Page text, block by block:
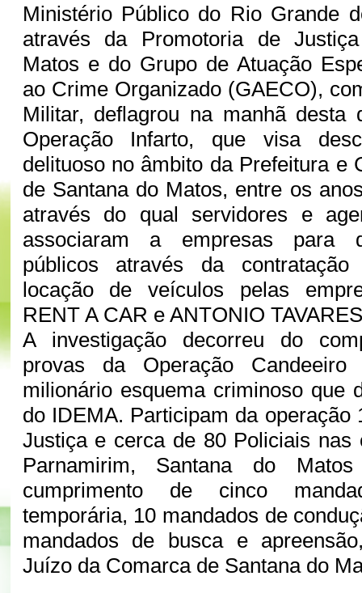
Ministério Público do Rio Grande
através da Promotoria de
Matos e do Grupo de Atuação
ao Crime Organizado (GAECO),
Militar, deflagrou na manhã desta
Operação Infarto, que visa
delituoso no âmbito da Prefeitura e
de Santana do Matos, entre os
através do qual servidores e
associaram a empresas para
públicos através da
locação de veículos pelas
RENT A CAR e ANTONIO
A investigação decorreu do
provas da Operação Candeeiro
milionário esquema criminoso que
do IDEMA. Participam da operação
Justiça e cerca de 80 Policiais nas
Parnamirim, Santana do
cumprimento de cinco
temporária, 10 mandados de
mandados de busca e
Juízo da Comarca de Santana do